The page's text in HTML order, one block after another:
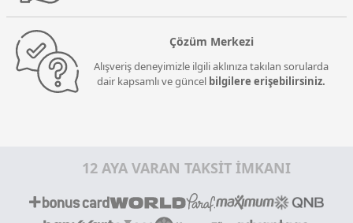
Çözüm Merkezi
Alışveriş deneyimizle ilgili aklınıza takılan sorularda
dair kapsamlı ve güncel bilgilere erişebilirsiniz.
12 AYA VARAN TAKSİT İMKANI